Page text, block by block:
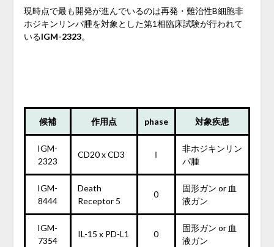
現時点で最も開発が進んでいるのは再発・難治性B細胞非
ホジキンリンパ腫を対象とした第1相臨床試験が行われて
いるIGM-2323。
候補 作用点 phase 対象疾患
IGM-
2323
CD20 x CD3 Ⅰ
非ホジキンリン
パ腫
IGM-
8444
Death
Receptor 5
0
固形ガン or 血
液ガン
IGM-
7354
IL-15 x PD-L1 0
固形ガン or 血
液ガン